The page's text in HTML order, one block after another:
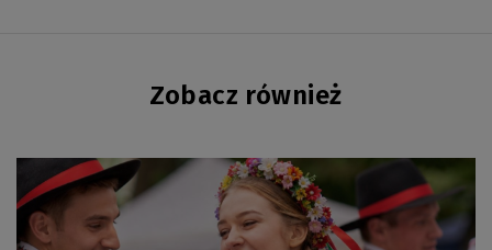
Zobacz również